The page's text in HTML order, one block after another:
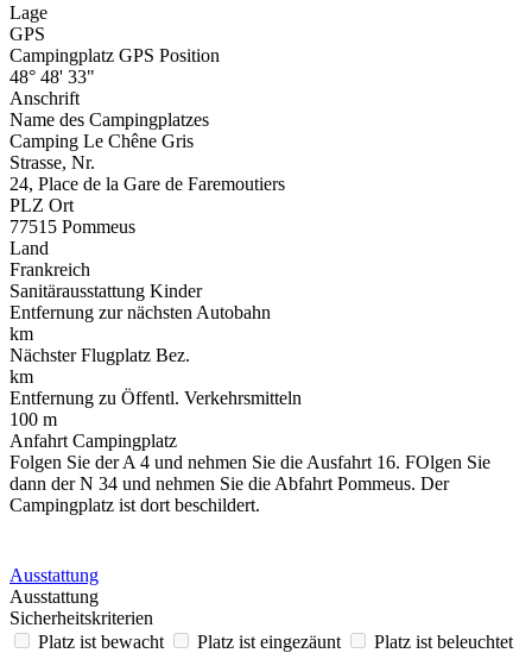
Lage
GPS
Campingplatz GPS Position
48° 48' 33"
Anschrift
Name des Campingplatzes
Camping Le Chêne Gris
Strasse, Nr.
24, Place de la Gare de Faremoutiers
PLZ Ort
77515 Pommeus
Land
Frankreich
Sanitärausstattung Kinder
Entfernung zur nächsten Autobahn
km
Nächster Flugplatz Bez.
km
Entfernung zu Öffentl. Verkehrsmitteln
100 m
Anfahrt Campingplatz
Folgen Sie der A 4 und nehmen Sie die Ausfahrt 16. FOlgen Sie
dann der N 34 und nehmen Sie die Abfahrt Pommeus. Der
Campingplatz ist dort beschildert.
Ausstattung
Ausstattung
Sicherheitskriterien
Platz ist bewacht
Platz ist eingezäunt
Platz ist beleuchtet